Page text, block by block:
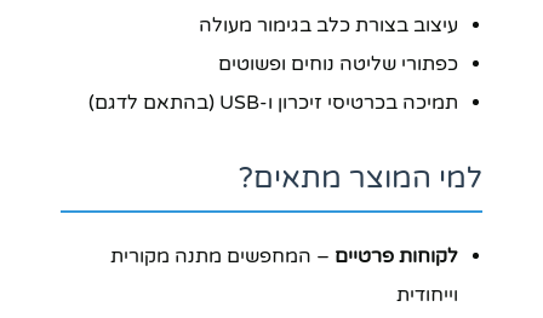
עיצוב בצורת כלב בגימור מעולה
כפתורי שליטה נוחים ופשוטים
תמיכה בכרטיסי זיכרון ו-USB (בהתאם לדגם)
למי המוצר מתאים?
לקוחות פרטיים – המחפשים מתנה מקורית
וייחודית